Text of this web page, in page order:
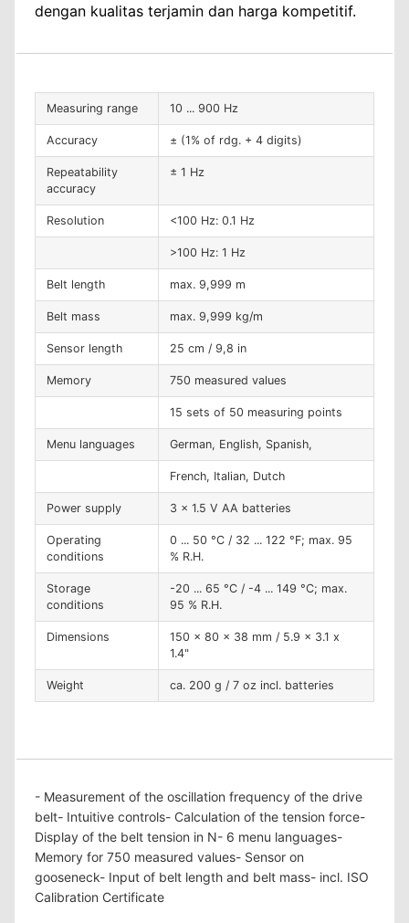
dengan kualitas terjamin dan harga kompetitif.
Measuring range 10 ... 900 Hz
Accuracy ± (1% of rdg. + 4 digits)
Repeatability
accuracy
± 1 Hz
Resolution <100 Hz: 0.1 Hz
>100 Hz: 1 Hz
Belt length max. 9,999 m
Belt mass max. 9,999 kg/m
Sensor length 25 cm / 9,8 in
Memory 750 measured values
15 sets of 50 measuring points
Menu languages German, English, Spanish,
French, Italian, Dutch
Power supply 3 x 1.5 V AA batteries
Operating
conditions
0 ... 50 °C / 32 ... 122 °F; max. 95
% R.H.
Storage
conditions
-20 ... 65 °C / -4 ... 149 °C; max.
95 % R.H.
Dimensions
150 x 80 x 38 mm / 5.9 x 3.1 x
1.4"
Weight ca. 200 g / 7 oz incl. batteries
- Measurement of the oscillation frequency of the drive
belt- Intuitive controls- Calculation of the tension force-
Display of the belt tension in N- 6 menu languages-
Memory for 750 measured values- Sensor on
gooseneck- Input of belt length and belt mass- incl. ISO
Calibration Certificate